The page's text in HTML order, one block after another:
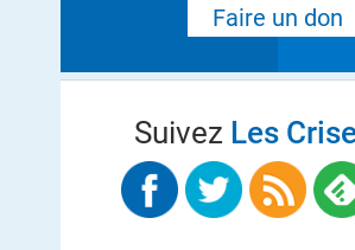
Faire un don
Suivez Les